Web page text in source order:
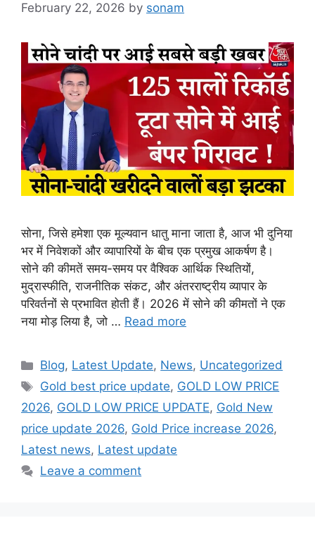
February 22, 2026 by sonam
सोना, जिसे हमेशा एक मूल्यवान धातु माना जाता है, आज भी दुनिया
भर में निवेशकों और व्यापारियों के बीच एक प्रमुख आकर्षण है।
सोने की कीमतें समय-समय पर वैश्विक आर्थिक स्थितियों,
मुद्रास्फीति, राजनीतिक संकट, और अंतरराष्ट्रीय व्यापार के
परिवर्तनों से प्रभावित होती हैं। 2026 में सोने की कीमतों ने एक
नया मोड़ लिया है, जो … Read more
Categories
Blog, Latest Update, News, Uncategorized
Tags
Gold best price update, GOLD LOW PRICE
2026, GOLD LOW PRICE UPDATE, Gold New
price update 2026, Gold Price increase 2026,
Latest news, Latest update
Leave a comment